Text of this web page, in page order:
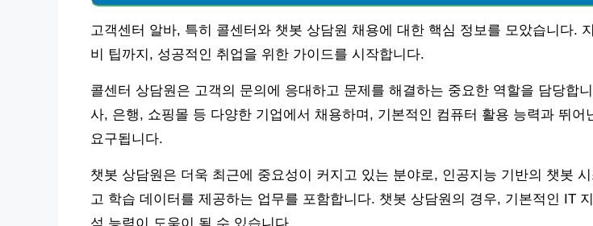
고객센터 알바, 특히 콜센터와 챗봇 상담원 채용에 대한 핵심 정보를 모았습니다.
비 팁까지, 성공적인 취업을 위한 가이드를 시작합니다.
콜센터 상담원은 고객의 문의에 응대하고 문제를 해결하는 중요한 역할을 담당합
사, 은행, 쇼핑몰 등 다양한 기업에서 채용하며, 기본적인 컴퓨터 활용 능력과 뛰어
요구됩니다.
챗봇 상담원은 더욱 최근에 중요성이 커지고 있는 분야로, 인공지능 기반의 챗봇
고 학습 데이터를 제공하는 업무를 포함합니다. 챗봇 상담원의 경우, 기본적인 IT